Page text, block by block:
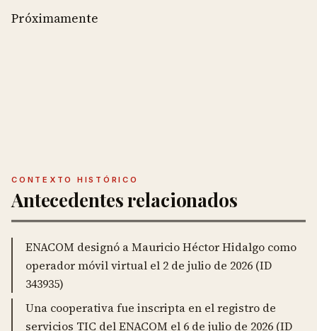
Próximamente
CONTEXTO HISTÓRICO
Antecedentes relacionados
ENACOM designó a Mauricio Héctor Hidalgo como
operador móvil virtual el 2 de julio de 2026 (ID
343935)
Una cooperativa fue inscripta en el registro de
servicios TIC del ENACOM el 6 de julio de 2026 (ID